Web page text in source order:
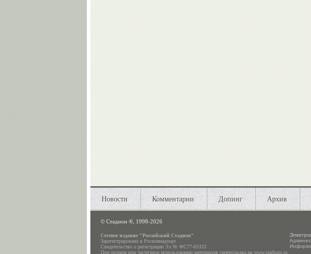
Новости Комментарии Допинг Архив
©Стадион ®, 1998-2026
Сетевое издание "Российский Стадион"
Зарегистрировано в Роскомнадзоре
Свидетельство о регистрации Эл № ФС77-65333
При полном или частичном использовании материалов гиперссылка наwww.stadium.ru